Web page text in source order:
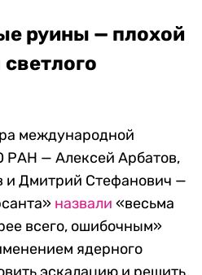
руины — плохой
международной
— Алексей Арбатов,
и Дмитрий Стефанович —
назвали «весьма
всего, ошибочным»
ядерного